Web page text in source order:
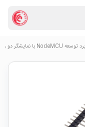
برد توسعه NodeMCU با نمایشگر دو رنگ OLED با هسته ESP-12F و مبدل CH340 دارای کانکتور USB Type-C